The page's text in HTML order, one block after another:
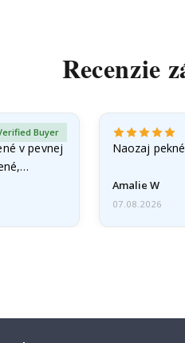
Recenzie
v pevnej
Buyer
Naozaj
Amalie W
07.08.2026